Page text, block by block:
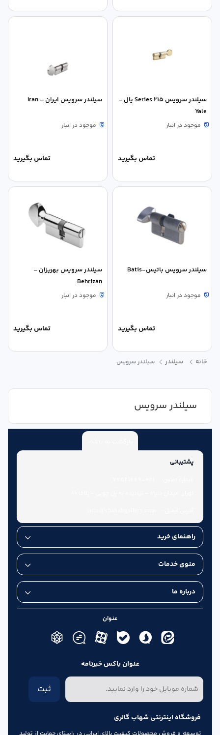
سیلندر سرویس Series 215 یال –
Yale
موجود در انبار
تماس بگیرید
سیلندر سرویس ایران – Iran
موجود در انبار
تماس بگیرید
سیلندر سرویس باتیس-Batis
موجود در انبار
تماس بگیرید
سیلندر سرویس بهریزان –
Behrizan
موجود در انبار
تماس بگیرید
خانه سیلندر سیلندر سرویس
سیلندر سرویس
پشتیبانی
راهنمای خرید
منوی خدمات
درباره ما
عنوان
عنوان باکس خبرنامه
ثبت
فروشگاه اینترنتی شهاب گالری